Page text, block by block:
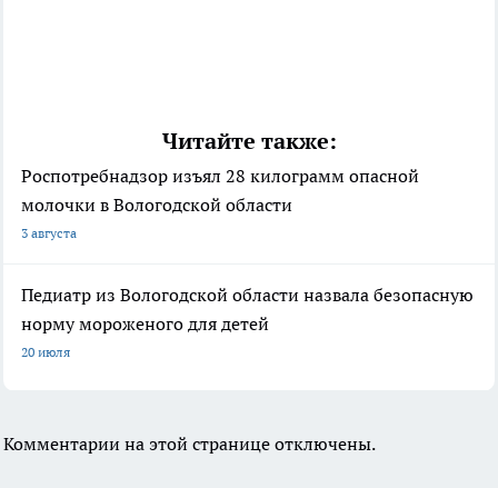
Читайте также:
Роспотребнадзор изъял 28 килограмм опасной
молочки в Вологодской области
3 августа
Педиатр из Вологодской области назвала безопасную
норму мороженого для детей
20 июля
Комментарии на этой странице отключены.